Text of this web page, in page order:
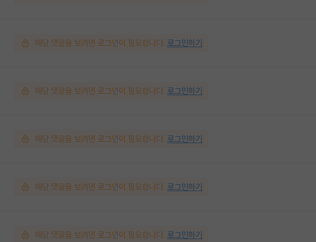
해당 댓글을 보려면 로그인이 필요합니다. 로그인하기
해당 댓글을 보려면 로그인이 필요합니다. 로그인하기
해당 댓글을 보려면 로그인이 필요합니다. 로그인하기
해당 댓글을 보려면 로그인이 필요합니다. 로그인하기
해당 댓글을 보려면 로그인이 필요합니다. 로그인하기